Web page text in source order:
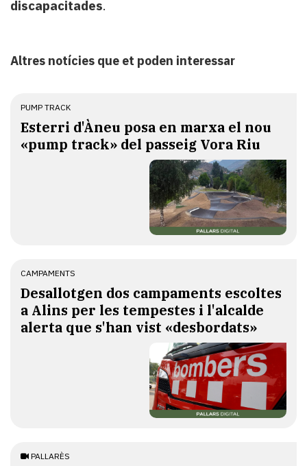
discapacitades.
Altres notícies que et poden interessar
PUMP TRACK
Esterri d'Àneu posa en marxa el nou
«pump track» del passeig Vora Riu
CAMPAMENTS
​Desallotgen dos campaments escoltes
a Alins per les tempestes i l'alcalde
alerta que s'han vist «desbordats»
PALLARÈS